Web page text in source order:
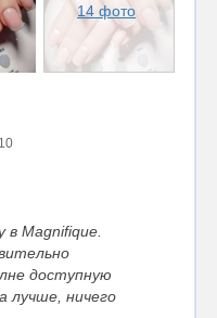
14 фото
Magnifique.
доступную
лучше, ничего